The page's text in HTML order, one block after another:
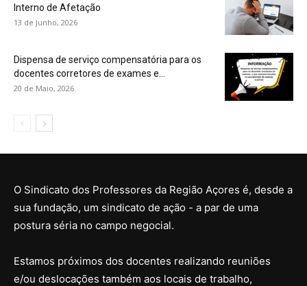
Interno de Afetação
13 de Junho, 2026
Dispensa de serviço compensatória para os
docentes corretores de exames e...
20 de Maio, 2026
O Sindicato dos Professores da Região Açores é, desde a
sua fundação, um sindicato de ação - a par de uma
postura séria no campo negocial.
Estamos próximos dos docentes realizando reuniões
e/ou deslocações também aos locais de trabalho,